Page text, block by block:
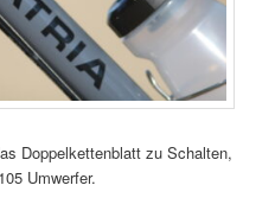
Doppelkettenblatt zu Schalten,
Umwerfer.